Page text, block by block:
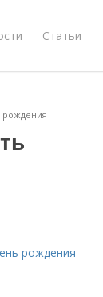
Статьи
рождения
рождения